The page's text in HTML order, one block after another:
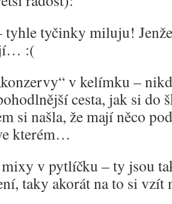
tyhle tyčinky miluju!
:(
v kelímku –
cesta, jak si do
si našla, že mají něco
kterém…
v pytlíčku – ty jsou
taky akorát na to si vzít